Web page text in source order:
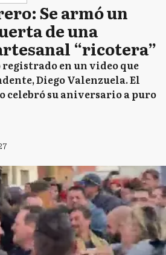
Se armó un
de una
“ricotera”
en un video que
Diego Valenzuela. El
celebró su aniversario a puro